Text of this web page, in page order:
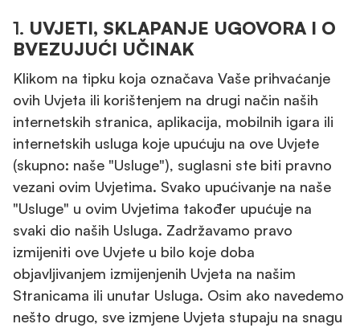
1. UVJETI, SKLAPANJE UGOVORA I O
BVEZUJUĆI UČINAK
Klikom na tipku koja označava Vaše prihvaćanje
ovih Uvjeta ili korištenjem na drugi način naših
internetskih stranica, aplikacija, mobilnih igara ili
internetskih usluga koje upućuju na ove Uvjete
(skupno: naše "Usluge"), suglasni ste biti pravno
vezani ovim Uvjetima. Svako upućivanje na naše
"Usluge" u ovim Uvjetima također upućuje na
svaki dio naših Usluga. Zadržavamo pravo
izmijeniti ove Uvjete u bilo koje doba
objavljivanjem izmijenjenih Uvjeta na našim
Stranicama ili unutar Usluga. Osim ako navedemo
nešto drugo, sve izmjene Uvjeta stupaju na snagu